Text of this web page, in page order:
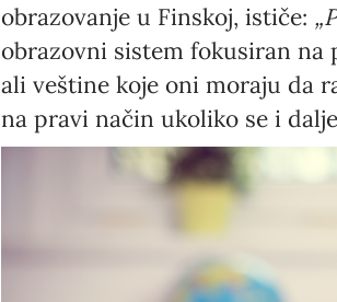
obrazovanje u Finskoj, ističe:
obrazovni sistem fokusiran na
ali veštine koje oni moraju da
na pravi način ukoliko se i